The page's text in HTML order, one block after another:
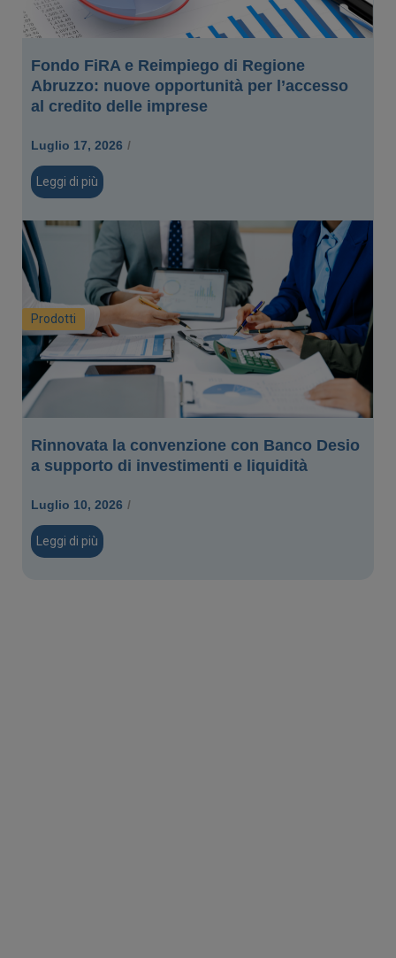
Fondo FiRA e Reimpiego di Regione
Abruzzo: nuove opportunità per l’accesso
al credito delle imprese
Luglio 17, 2026 /
Leggi di più
Prodotti
Rinnovata la convenzione con Banco Desio
a supporto di investimenti e liquidità
Luglio 10, 2026 /
Leggi di più